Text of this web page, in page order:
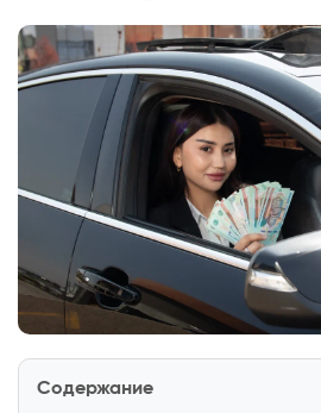
Кредит онлайн
Кредит для предпринимателей
Кредит для самозанятых
Кредитный калькулятор
Содержание